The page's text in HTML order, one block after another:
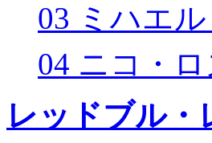
03 ミハエ
04 ニコ・
レッドブル・